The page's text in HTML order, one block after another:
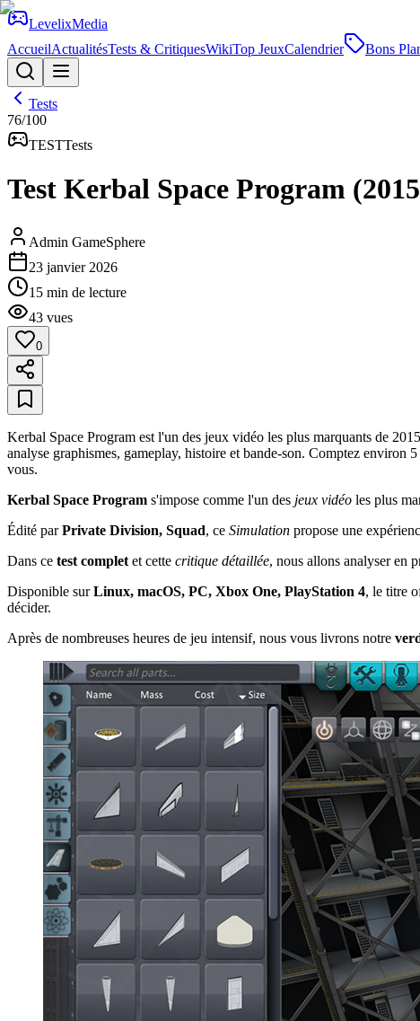
LevelixMedia
AccueilActualitésTests & CritiquesWikiTop JeuxCalendrier Bons
Tests
76/100
TESTTests
Test Kerbal Space Program
Admin GameSphere
23 janvier 2026
15 min de lecture
43 vues
0
Kerbal Space Program est l'un des jeux vidéo les plus marquants de
analyse graphismes, gameplay, histoire et bande-son. Comptez
vous.
Kerbal Space Program s'impose comme l'un des jeux vidéo les plus
Édité parPrivate Division, Squad, ce Simulation propose une
Dans ce test complet et cette critique détaillée, nous allons analyser en
Disponible surLinux, macOS, PC, Xbox One, PlayStation 4, le titre
décider.
Après de nombreuses heures de jeu intensif, nous vous livrons notre